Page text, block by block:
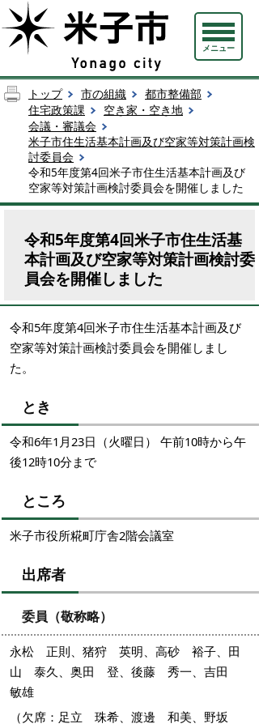
メニュー
トップ 市の組織
都市整備部
住宅政策課
空き家・空き地
会議・審議会
米子市住生活基本計画及び空家等対策計画検
討委員会
令和5年度第4回米子市住生活基本計画及び
空家等対策計画検討委員会を開催しました
令和5年度第4回米子市住生活基
本計画及び空家等対策計画検討委
員会を開催しました
令和5年度第4回米子市住生活基本計画及び
空家等対策計画検討委員会を開催しまし
た。
とき
令和6年1月23日（火曜日） 午前10時から午
後12時10分まで
ところ
米子市役所糀町庁舎2階会議室
出席者
委員（敬称略）
永松 正則、猪狩 英明、高砂 裕子、田
山 泰久、奥田 登、後藤 秀一、吉田
敏雄
（欠席：足立 珠希、渡邊 和美、野坂